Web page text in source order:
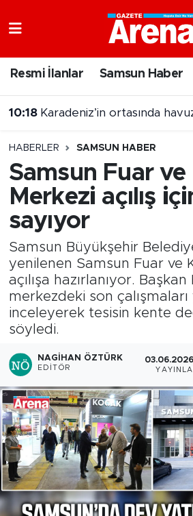
Resmi İlanlar Samsun Haber
10:18 Karadeniz’in ortasında havuz keyfi: Samsun
HABERLER SAMSUN HABER
Samsun Fuar
Merkezi açılış
sayıyor
Samsun Büyükşehir
yenilenen Samsun Fuar ve
açılışa hazırlanıyor.
merkezdeki son
inceleyerek tesisin kente
söyledi.
NAGIHAN ÖZTÜRK
EDITÖR
Süper Lig Puan Durumu ve
Tüm Manşetler
Son Dakika Haberleri
Haber Arşivi